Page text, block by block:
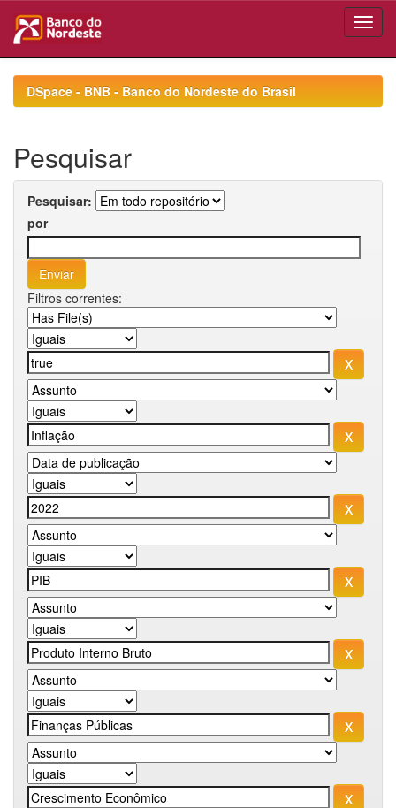
navigationDSpace - BNB - Banco do Nordeste do Brasil
Pesquisar
Pesquisar:
por
Filtros correntes: